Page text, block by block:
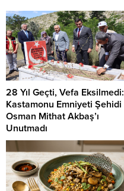
28 Yıl Geçti, Vefa Eksilmedi:
Kastamonu Emniyeti Şehidi
Osman Mithat Akbaş’ı
Unutmadı